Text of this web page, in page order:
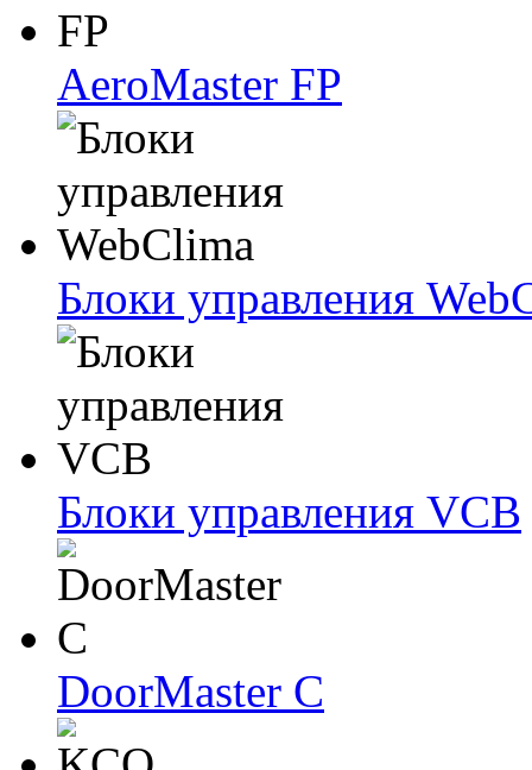
AeroMaster FP
Блоки упрaвлeния
Блоки упрaвлeния VCB
DoorMaster C